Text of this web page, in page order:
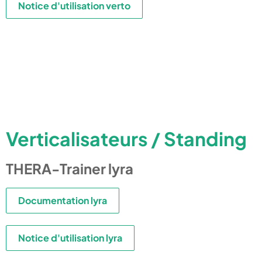
Notice d'utilisation verto
Verticalisateurs / Standing
THERA-Trainer lyra
Documentation lyra
Notice d'utilisation lyra